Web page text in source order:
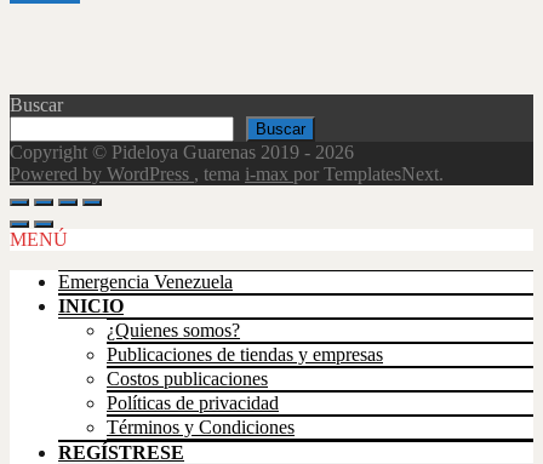
Buscar
Buscar
Copyright © Pideloya Guarenas 2019 - 2026
Powered by WordPress , tema i-max por TemplatesNext.
Scroll
Up
MENÚ
Emergencia Venezuela
INICIO
¿Quienes somos?
Publicaciones de tiendas y empresas
Costos publicaciones
Políticas de privacidad
Términos y Condiciones
REGÍSTRESE